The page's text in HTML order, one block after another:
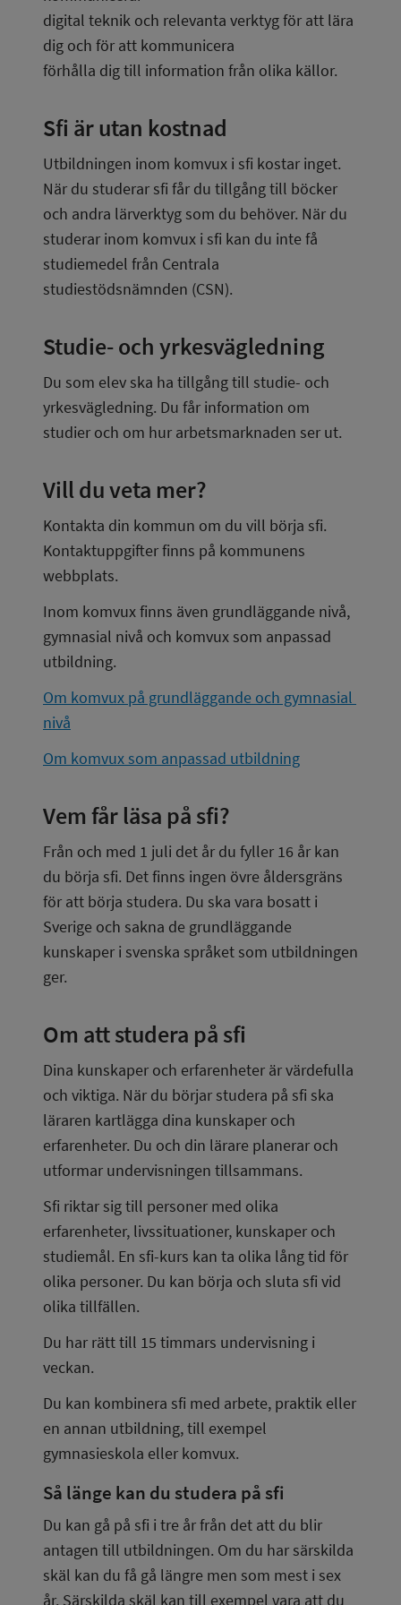
digital teknik och relevanta verktyg för att lära
dig och för att kommunicera
förhålla dig till information från olika källor.
Sfi är utan kostnad
Utbildningen inom komvux i sfi kostar inget.
När du studerar sfi får du tillgång till böcker
och andra lärverktyg som du behöver. När du
studerar inom komvux i sfi kan du inte få
studiemedel från Centrala
studiestödsnämnden (CSN).
Studie- och yrkesvägledning
Du som elev ska ha tillgång till studie- och
yrkesvägledning. Du får information om
studier och om hur arbetsmarknaden ser ut.
Vill du veta mer?
Kontakta din kommun om du vill börja sfi.
Kontaktuppgifter finns på kommunens
webbplats.
Inom komvux finns även grundläggande nivå,
gymnasial nivå och komvux som anpassad
utbildning.
Om komvux på grundläggande och gymnasial
nivå
Om komvux som anpassad utbildning
Vem får läsa på sfi?
Från och med 1 juli det år du fyller 16 år kan
du börja sfi. Det finns ingen övre åldersgräns
för att börja studera. Du ska vara bosatt i
Sverige och sakna de grundläggande
kunskaper i svenska språket som utbildningen
ger.
Om att studera på sfi
Dina kunskaper och erfarenheter är värdefulla
och viktiga. När du börjar studera på sfi ska
läraren kartlägga dina kunskaper och
erfarenheter. Du och din lärare planerar och
utformar undervisningen tillsammans.
Sfi riktar sig till personer med olika
erfarenheter, livssituationer, kunskaper och
studiemål. En sfi-kurs kan ta olika lång tid för
olika personer. Du kan börja och sluta sfi vid
olika tillfällen.
Du har rätt till 15 timmars undervisning i
veckan.
Du kan kombinera sfi med arbete, praktik eller
en annan utbildning, till exempel
gymnasieskola eller komvux.
Så länge kan du studera på sfi
Du kan gå på sfi i tre år från det att du blir
antagen till utbildningen. Om du har särskilda
skäl kan du få gå längre men som mest i sex
år. Särskilda skäl kan till exempel vara att du